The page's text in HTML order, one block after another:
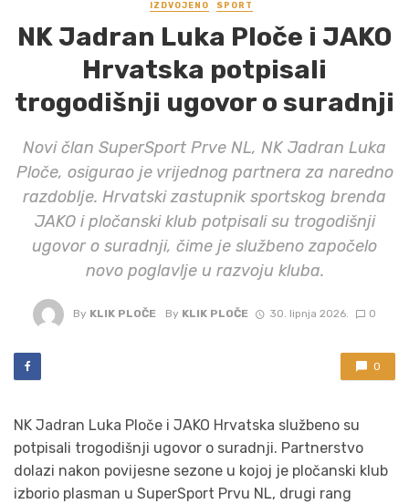
IZDVOJENO SPORT
NK Jadran Luka Ploče i JAKO
Hrvatska potpisali
trogodišnji ugovor o suradnji
Novi član SuperSport Prve NL, NK Jadran Luka
Ploče, osigurao je vrijednog partnera za naredno
razdoblje. Hrvatski zastupnik sportskog brenda
JAKO i pločanski klub potpisali su trogodišnji
ugovor o suradnji, čime je službeno započelo
novo poglavlje u razvoju kluba.
By KLIK PLOČE By KLIK PLOČE 30. lipnja 2026. 0
0
NK Jadran Luka Ploče i JAKO Hrvatska službeno su
potpisali trogodišnji ugovor o suradnji. Partnerstvo
dolazi nakon povijesne sezone u kojoj je pločanski klub
izborio plasman u SuperSport Prvu NL, drugi rang